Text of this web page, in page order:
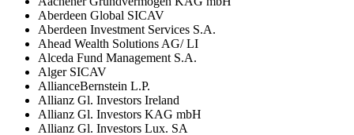
Aberdeen Global SICAV
Aberdeen Investment Services S.A.
Ahead Wealth Solutions AG/ LI
Alceda Fund Management S.A.
Alger SICAV
AllianceBernstein L.P.
Allianz Gl. Investors Ireland
Allianz Gl. Investors KAG mbH
Allianz Gl. Investors Lux. SA